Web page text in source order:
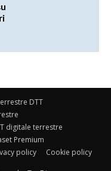
DTT
digitale terrestre
Premium
policy Cookie policy